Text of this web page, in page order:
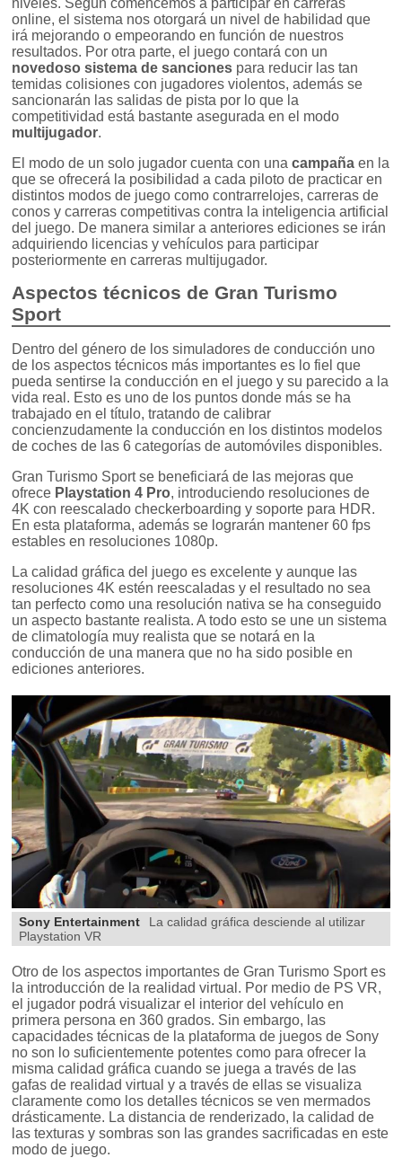
online, el sistema nos otorgará un nivel de habilidad que
irá mejorando o empeorando en función de nuestros
resultados. Por otra parte, el juego contará con un
novedoso sistema de sanciones para reducir las tan
temidas colisiones con jugadores violentos, además se
sancionarán las salidas de pista por lo que la
competitividad está bastante asegurada en el modo
multijugador.
El modo de un solo jugador cuenta con unacampaña en la
que se ofrecerá la posibilidad a cada piloto de practicar en
distintos modos de juego como contrarrelojes, carreras de
conos y carreras competitivas contra la inteligencia artificial
del juego. De manera similar a anteriores ediciones se irán
adquiriendo licencias y vehículos para participar
posteriormente en carreras multijugador.
Aspectos técnicos de Gran Turismo
Sport
Dentro del género de los simuladores de conducción uno
de los aspectos técnicos más importantes es lo fiel que
pueda sentirse la conducción en el juego y su parecido a la
vida real. Esto es uno de los puntos donde más se ha
trabajado en el título, tratando de calibrar
concienzudamente la conducción en los distintos modelos
de coches de las 6 categorías de automóviles disponibles.
Gran Turismo Sport se beneficiará de las mejoras que
ofrece Playstation 4 Pro, introduciendo resoluciones de
4K con reescalado checkerboarding y soporte para HDR.
En esta plataforma, además se lograrán mantener 60 fps
estables en resoluciones 1080p.
La calidad gráfica del juego es excelente y aunque las
resoluciones 4K estén reescaladas y el resultado no sea
tan perfecto como una resolución nativa se ha conseguido
un aspecto bastante realista. A todo esto se une un sistema
de climatología muy realista que se notará en la
conducción de una manera que no ha sido posible en
ediciones anteriores.
Sony Entertainment
La calidad gráfica desciende al utilizar
Playstation VR
Otro de los aspectos importantes de Gran Turismo Sport es
la introducción de la realidad virtual. Por medio de PS VR,
el jugador podrá visualizar el interior del vehículo en
primera persona en 360 grados. Sin embargo, las
capacidades técnicas de la plataforma de juegos de Sony
no son lo suficientemente potentes como para ofrecer la
misma calidad gráfica cuando se juega a través de las
gafas de realidad virtual y a través de ellas se visualiza
claramente como los detalles técnicos se ven mermados
drásticamente. La distancia de renderizado, la calidad de
las texturas y sombras son las grandes sacrificadas en este
modo de juego.